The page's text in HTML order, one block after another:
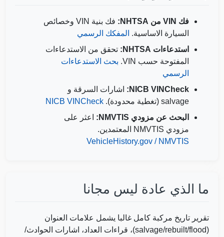
IAAI
Copart
Copart
Copart
IAAIAutocheck
IAAI
فك VIN من NHTSA:
فك بنية VIN وخصائص
السيارة الاساسية. المفكك الرسمي
استدعاءات NHTSA:
تحقق من الاستدعاءات
المفتوحة حسب VIN.
بحث الاستدعاءات
الرسمي
NICB VINCheck:
اشارات السرقة و
salvage (تغطية محدودة).
NICB VINCheck
البحث عن مزودي NMVTIS:
اعثر على
مزودي NMVTIS المعتمدين.
VehicleHistory.gov / NMVTIS
ما الذي عادة ليس مجانا
تقرير تاريخ مركبة كامل غالبا يشمل علامات العنوان
(salvage/rebuilt/flood)، قراءات العداد، اشارات الحوادث/